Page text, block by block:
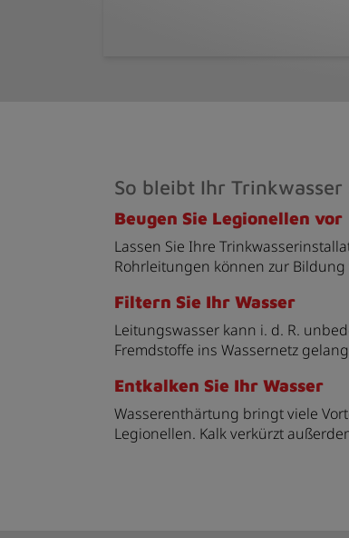
So bleibt Ihr Trinkwasser
Beugen Sie Legionellen vor
Lassen Sie Ihre
Rohrleitungen können zur
Filtern Sie Ihr Wasser
Leitungswasser kann i. d. R.
Fremdstoffe ins Wassernetz
Entkalken Sie Ihr Wasser
Wasserenthärtung bringt viele
Legionellen. Kalk verkürzt